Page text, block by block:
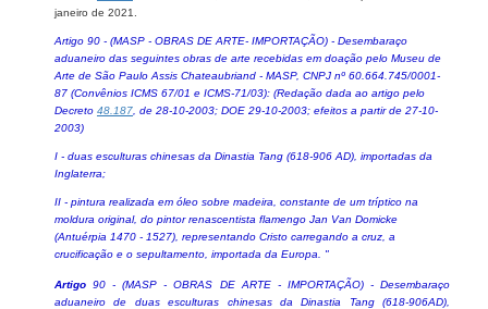
janeiro de 2021.
Artigo 90 - (MASP - OBRAS DE ARTE- IMPORTAÇÃO) - Desembaraço
aduaneiro das seguintes obras de arte recebidas em doação pelo Museu de
Arte de São Paulo Assis Chateaubriand - MASP, CNPJ nº 60.664.745/0001-
87 (Convênios ICMS 67/01 e ICMS-71/03): (Redação dada ao artigo pelo
Decreto 48.187 , de 28-10-2003; DOE 29-10-2003; efeitos a partir de 27-10-
2003)
I - duas esculturas chinesas da Dinastia Tang (618-906 AD), importadas da
Inglaterra;
II - pintura realizada em óleo sobre madeira, constante de um tríptico na
moldura original, do pintor renascentista flamengo Jan Van Domicke
(Antuérpia 1470 - 1527), representando Cristo carregando a cruz, a
crucificação e o sepultamento, importada da Europa. "
Artigo90 - (MASP - OBRAS DE ARTE - IMPORTAÇÃO) - Desembaraço
aduaneiro de duas esculturas chinesas da Dinastia Tang (618-906AD),